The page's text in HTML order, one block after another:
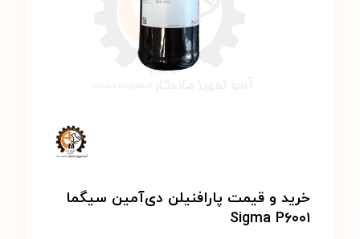
خرید و قیمت پارافنیلن دی‌آمین سیگما
Sigma P۶۰۰۱